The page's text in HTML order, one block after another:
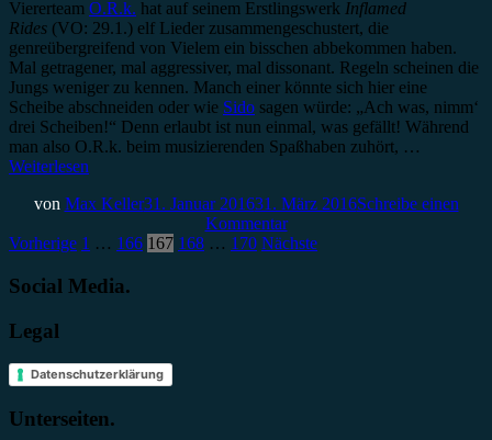
Viererteam O.R.k. hat auf seinem Erstlingswerk Inflamed
Rides (VO: 29.1.) elf Lieder zusammengeschustert, die
genreübergreifend von Vielem ein bisschen abbekommen haben.
Mal getragener, mal aggressiver, mal dissonant. Regeln scheinen die
Jungs weniger zu kennen. Manch einer könnte sich hier eine
Scheibe abschneiden oder wie Sido sagen würde: „Ach was, nimm‘
drei Scheiben!“ Denn erlaubt ist nun einmal, was gefällt! Während
man also O.R.k. beim musizierenden Spaßhaben zuhört, …
Weiterlesen
von Max Keller31. Januar 201631. März 2016Schreibe einen
Kommentar
Seitennummerierung
Beiträge
Vorherige 1 … 166 167 168 … 170 Nächste
Social Media.
Legal
Datenschutzerklärung
Unterseiten.